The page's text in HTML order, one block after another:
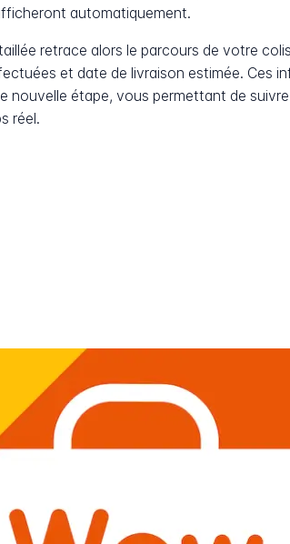
automatiquement.
retrace alors le parcours de votre
et date de livraison estimée. Ces
nouvelle étape, vous permettant de
réel.